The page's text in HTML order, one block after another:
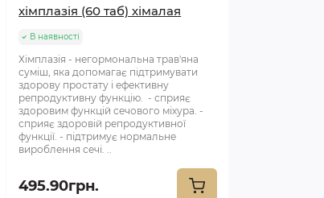
хімплазія (60 таб) хімалая
В наявності
Хімплазія - негормональна трав'яна
суміш, яка допомагає підтримувати
здорову простату і ефективну
репродуктивну функцію. - сприяє
здоровим функцій сечового міхура. -
сприяє здоровій репродуктивної
функції. - підтримує нормальне
вироблення сечі. ..
495.90грн.